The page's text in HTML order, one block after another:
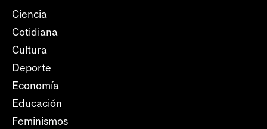
Ciencia
Cotidiana
Cultura
Deporte
Economía
Educación
Feminismos